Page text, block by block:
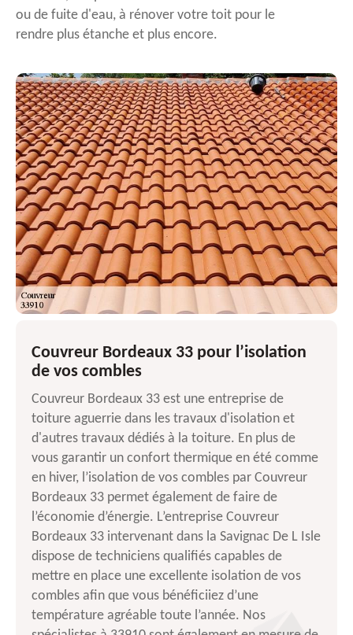
ou de fuite d'eau, à rénover votre toit pour le
rendre plus étanche et plus encore.
Couvreur Bordeaux 33 pour l’isolation
de vos combles
Couvreur Bordeaux 33 est une entreprise de
toiture aguerrie dans les travaux d'isolation et
d'autres travaux dédiés à la toiture. En plus de
vous garantir un confort thermique en été comme
en hiver, l’isolation de vos combles par Couvreur
Bordeaux 33 permet également de faire de
l’économie d’énergie. L’entreprise Couvreur
Bordeaux 33 intervenant dans la Savignac De L Isle
dispose de techniciens qualifiés capables de
mettre en place une excellente isolation de vos
combles afin que vous bénéficiiez d’une
température agréable toute l’année. Nos